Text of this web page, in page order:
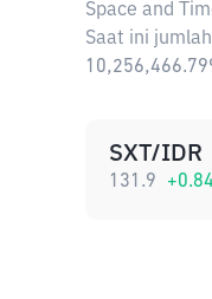
Space and
Saat ini
SXT/IDR
131.9 +0.84